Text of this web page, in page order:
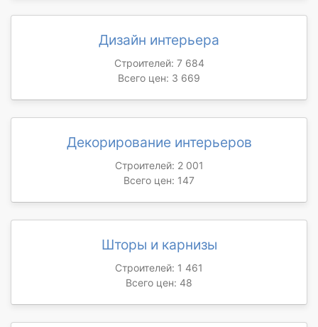
Дизайн интерьера
Строителей: 7 684
Всего цен: 3 669
Декорирование интерьеров
Строителей: 2 001
Всего цен: 147
Шторы и карнизы
Строителей: 1 461
Всего цен: 48